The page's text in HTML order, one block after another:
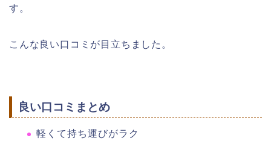
す。
こんな良い口コミが目立ちました。
良い口コミまとめ
軽くて持ち運びがラク